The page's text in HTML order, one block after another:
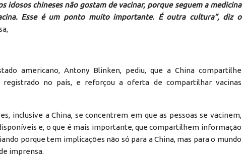
idosos chineses não gostam de vacinar, porque seguem a medicina
Esse é um ponto muito importante. É outra cultura”, diz o
americano, Antony Blinken, pediu, que a China compartilhe
no país, e reforçou a oferta de compartilhar vacinas
inclusive a China, se concentrem em que as pessoas se vacinem,
e, o que é mais importante, que compartilhem informação
porque tem implicações não só para a China, mas para o mundo
imprensa.